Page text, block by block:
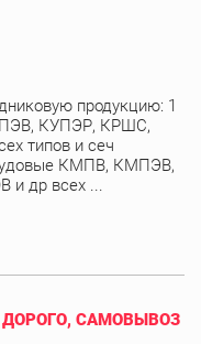
продукцию: 1
КУПЭР, КРШС,
типов и сеч
КМПВ, КМПЭВ,
др всех ...
САМОВЫВОЗ